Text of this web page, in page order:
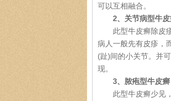
可以互相融合。
2、关节病型牛
此型牛皮癣除皮疹
病人一般先有皮疹，
(趾)间的小关节。并
现。
3、脓疱型牛皮癣
此型牛皮癣少见，